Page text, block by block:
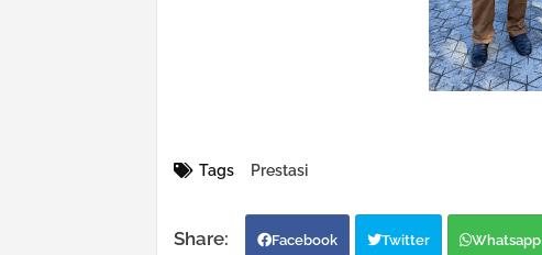
Tags Prestasi
Facebook Twitter Whatsapp